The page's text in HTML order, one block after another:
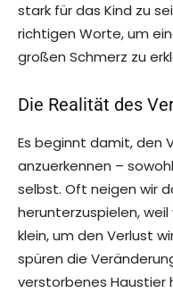
stark für das Kind zu
richtigen Worte, um
großen Schmerz zu
Die Realität des
Es beginnt damit, den
anzuerkennen –
selbst. Oft neigen wir
herunterzuspielen,
klein, um den Verlust
spüren die
verstorbenes Haustier